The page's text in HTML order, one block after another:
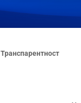
Транспарентност